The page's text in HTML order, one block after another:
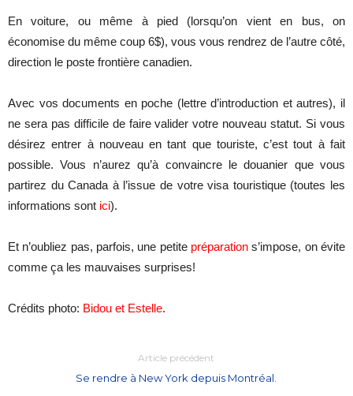
En voiture, ou même à pied (lorsqu’on vient en bus, on
économise du même coup 6$), vous vous rendrez de l’autre côté,
direction le poste frontière canadien.
Avec vos documents en poche (lettre d’introduction et autres), il
ne sera pas difficile de faire valider votre nouveau statut. Si vous
désirez entrer à nouveau en tant que touriste, c’est tout à fait
possible. Vous n’aurez qu’à convaincre le douanier que vous
partirez du Canada à l’issue de votre visa touristique (toutes les
informations sont ici).
Et n’oubliez pas, parfois, une petite préparation s’impose, on évite
comme ça les mauvaises surprises!
Crédits photo: Bidou et Estelle.
Article précédent
Se rendre à New York depuis Montréal.